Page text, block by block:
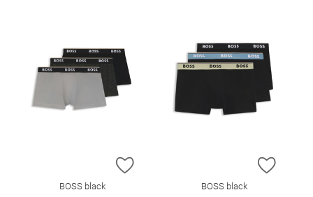
ZUR WUNSCHLISTE HINZUFÜGEN
BOSS black
ZUR
BOSS black